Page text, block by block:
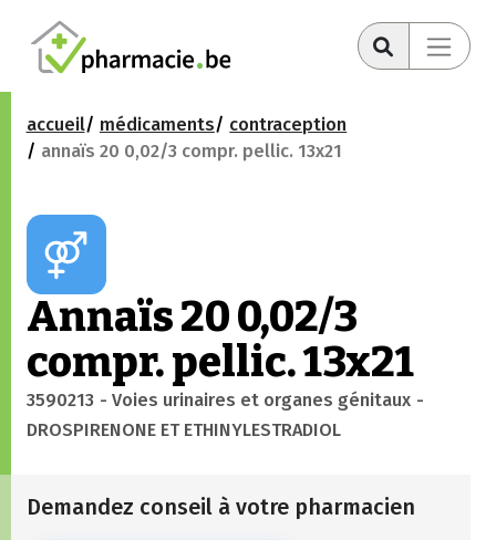
accueil médicaments
contraception
annaïs 20 0,02/3 compr. pellic. 13x21
Annaïs 20 0,02/3
compr. pellic. 13x21
3590213 - Voies urinaires et organes génitaux -
DROSPIRENONE ET ETHINYLESTRADIOL
Demandez conseil à votre pharmacien